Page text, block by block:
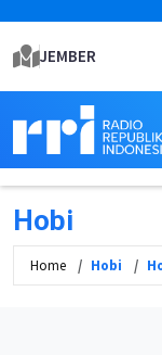
JEMBER
Hobi
Home Hobi